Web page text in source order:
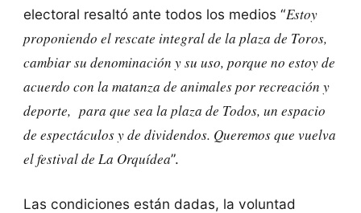
electoral resaltó ante todos los medios “Estoy
proponiendo el rescate integral de la plaza de Toros,
cambiar su denominación y su uso, porque no estoy de
acuerdo con la matanza de animales por recreación y
deporte, para que sea la plaza de Todos, un espacio
de espectáculos y de dividendos. Queremos que vuelva
el festival de La Orquídea”.
Las condiciones están dadas, la voluntad